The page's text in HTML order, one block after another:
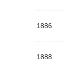
1886
1888